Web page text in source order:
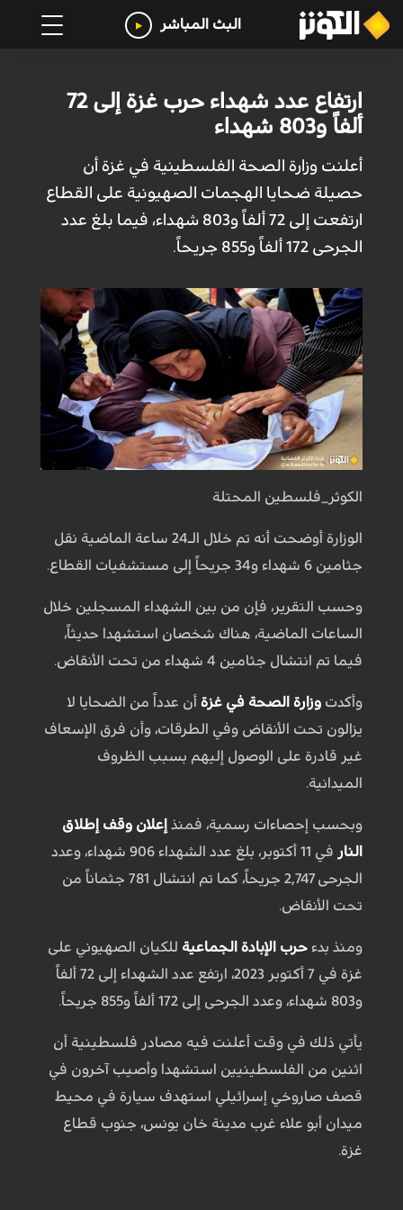
البث المباشر
ارتفاع عدد شهداء حرب غزة إلى 72
ألفاً و803 شهداء
أعلنت وزارة الصحة الفلسطينية في غزة أن
حصيلة ضحايا الهجمات الصهيونية على القطاع
ارتفعت إلى 72 ألفاً و803 شهداء، فيما بلغ عدد
الجرحى 172 ألفاً و855 جريحاً.
الكوثر_فلسطين المحتلة
الوزارة أوضحت أنه تم خلال الـ24 ساعة الماضية نقل
جثامين 6 شهداء و34 جريحاً إلى مستشفيات القطاع.
وحسب التقرير، فإن من بين الشهداء المسجلين خلال
الساعات الماضية، هناك شخصان استشهدا حديثاً،
فيما تم انتشال جثامين 4 شهداء من تحت الأنقاض.
وأكدت وزارة الصحة في غزةأن عدداً من الضحايا لا
يزالون تحت الأنقاض وفي الطرقات، وأن فرق الإسعاف
غير قادرة على الوصول إليهم بسبب الظروف
الميدانية.
وبحسب إحصاءات رسمية، فمنذ إعلان وقف إطلاق
النار
في 11 أكتوبر، بلغ عدد الشهداء 906 شهداء، وعدد
الجرحى 2,747 جريحاً، كما تم انتشال 781 جثماناً من
تحت الأنقاض.
ومنذ بدء حرب الإبادة الجماعية للكيان الصهيوني على
غزة في 7 أكتوبر 2023، ارتفع عدد الشهداء إلى 72 ألفاً
و803 شهداء، وعدد الجرحى إلى 172 ألفاً و855 جريحاً.
يأتي ذلك في وقت أعلنت فيه مصادر فلسطينية أن
اثنين من الفلسطينيين استشهدا وأصيب آخرون في
قصف صاروخي إسرائيلي استهدف سيارة في محيط
ميدان أبو علاء غرب مدينة خان يونس، جنوب قطاع
غزة.